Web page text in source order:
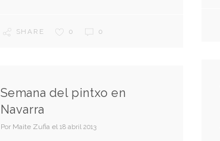
SHARE 0 0
Semana del pintxo en
Navarra
Por Maite Zufia el18 abril 2013